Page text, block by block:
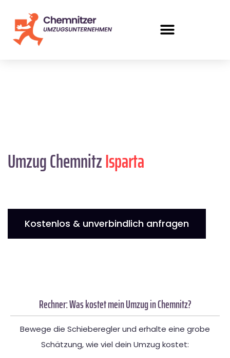
Umzug ChemnitzIsparta
Kostenlos & unverbindlich anfragen
Rechner: Was kostet mein Umzug in Chemnitz?
Bewege die Schieberegler und erhalte eine grobe
Schätzung, wie viel dein Umzug kostet: